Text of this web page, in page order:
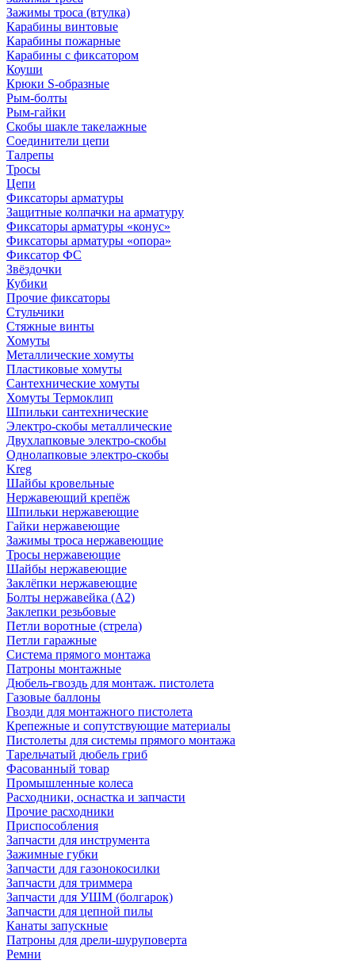
Зажимы троса (втулка)
Карабины винтовые
Карабины пожарные
Карабины с фиксатором
Коуши
Крюки S-образные
Рым-болты
Рым-гайки
Скобы шакле такелажные
Соединители цепи
Талрепы
Тросы
Цепи
Фиксаторы арматуры
Защитные колпачки на арматуру
Фиксаторы арматуры «конус»
Фиксаторы арматуры «опора»
Фиксатор ФС
Звёздочки
Кубики
Прочие фиксаторы
Стульчики
Стяжные винты
Хомуты
Металлические хомуты
Пластиковые хомуты
Сантехнические хомуты
Хомуты Термоклип
Шпильки сантехнические
Электро-скобы металлические
Двухлапковые электро-скобы
Однолапковые электро-скобы
Kreg
Шайбы кровельные
Нержавеющий крепёж
Шпильки нержавеющие
Гайки нержавеющие
Зажимы троса нержавеющие
Тросы нержавеющие
Шайбы нержавеющие
Заклёпки нержавеющие
Болты нержавейка (А2)
Заклепки резьбовые
Петли воротные (стрела)
Петли гаражные
Система прямого монтажа
Патроны монтажные
Дюбель-гвоздь для монтаж. пистолета
Газовые баллоны
Гвозди для монтажного пистолета
Крепежные и сопутствующие материалы
Пистолеты для системы прямого монтажа
Тарельчатый дюбель гриб
Фасованный товар
Промышленные колеса
Расходники, оснастка и запчасти
Прочие расходники
Приспособления
Запчасти для инструмента
Зажимные губки
Запчасти для газонокосилки
Запчасти для триммера
Запчасти для УШМ (болгарок)
Запчасти для цепной пилы
Канаты запускные
Патроны для дрели-шуруповерта
Ремни